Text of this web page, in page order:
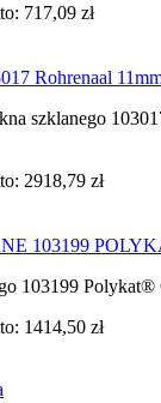
717,09 zł
Rohrenaal
szklanego
2918,79 zł
103199
103199
1414,50 zł